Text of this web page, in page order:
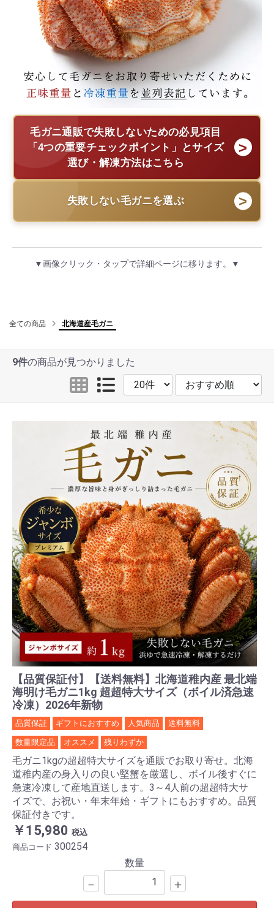
毛ガニ通販で失敗しないための必見項目
「4つの重要チェックポイント」とサイズ
選び・解凍方法はこちら
失敗しない毛ガニを選ぶ
▼画像クリック・タップで詳細ページに移ります。▼
全ての商品 北海道産毛ガニ
9件の商品が見つかりました
【品質保証付】【送料無料】北海道稚内産 最北端
海明け毛ガニ1kg 超超特大サイズ（ボイル済急速
冷凍）2026年新物
品質保証 ギフトにおすすめ 人気商品 送料無料
数量限定品 オススメ 残りわずか
毛ガニ1kgの超超特大サイズを通販でお取り寄せ。北海
道稚内産の身入りの良い堅蟹を厳選し、ボイル後すぐに
急速冷凍して産地直送します。3～4人前の超超特大サ
イズで、お祝い・年末年始・ギフトにもおすすめ。品質
保証付きです。
￥15,980 税込
商品コード 300254
数量
－ ＋